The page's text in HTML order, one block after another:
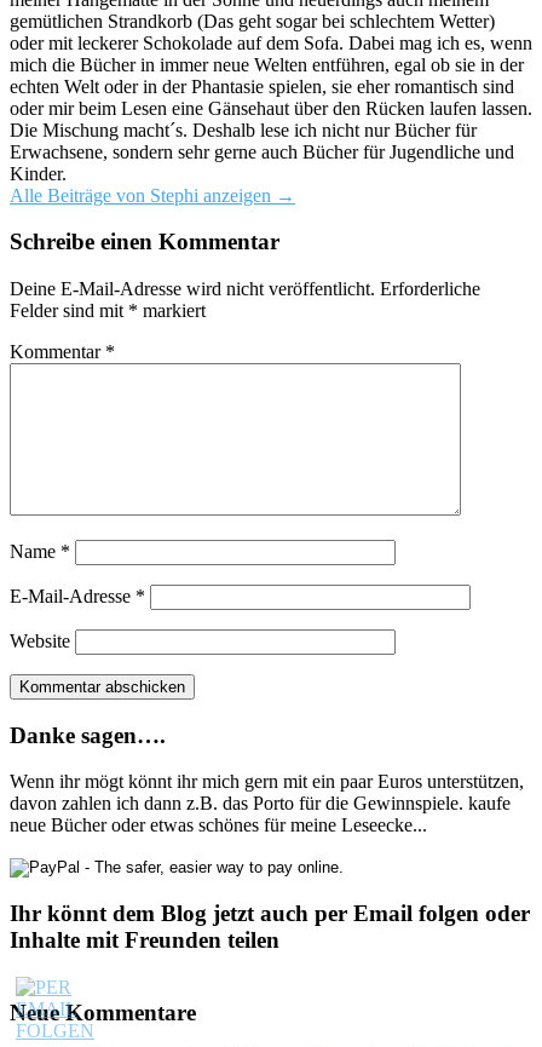
gemütlichen Strandkorb (Das geht sogar bei schlechtem Wetter)
oder mit leckerer Schokolade auf dem Sofa. Dabei mag ich es, wenn
mich die Bücher in immer neue Welten entführen, egal ob sie in der
echten Welt oder in der Phantasie spielen, sie eher romantisch sind
oder mir beim Lesen eine Gänsehaut über den Rücken laufen lassen.
Die Mischung macht´s. Deshalb lese ich nicht nur Bücher für
Erwachsene, sondern sehr gerne auch Bücher für Jugendliche und
Kinder.
Alle Beiträge von Stephi anzeigen →
Schreibe einen Kommentar
Deine E-Mail-Adresse wird nicht veröffentlicht. Erforderliche
Felder sind mit * markiert
Kommentar *
Name *
E-Mail-Adresse *
Website
Danke sagen….
Wenn ihr mögt könnt ihr mich gern mit ein paar Euros unterstützen,
davon zahlen ich dann z.B. das Porto für die Gewinnspiele. kaufe
neue Bücher oder etwas schönes für meine Leseecke...
Ihr könnt dem Blog jetzt auch per Email folgen oder
Inhalte mit Freunden teilen
Neue Kommentare